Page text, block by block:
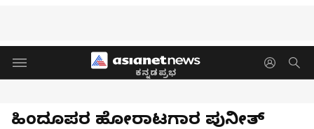
ಕನ್ನಡಪ್ರಭ
ಹಿಂದೂಪರ ಹೋರಾಟಗಾರ ಪುನೀತ್